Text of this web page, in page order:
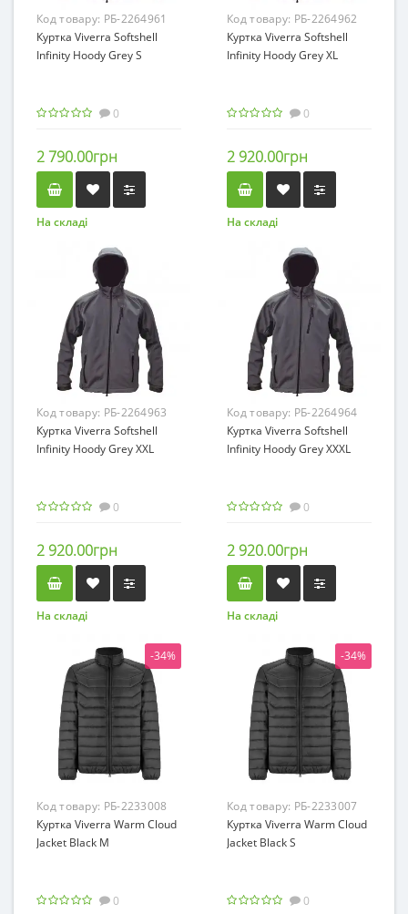
Код товару: РБ-2264961
Куртка Viverra Softshell
Infinity Hoody Grey S
0
2 790.00грн
На складі
Код товару: РБ-2264962
Куртка Viverra Softshell
Infinity Hoody Grey XL
0
2 920.00грн
На складі
Код товару: РБ-2264963
Куртка Viverra Softshell
Infinity Hoody Grey XXL
0
2 920.00грн
На складі
Код товару: РБ-2264964
Куртка Viverra Softshell
Infinity Hoody Grey XXXL
0
2 920.00грн
На складі
-34%
Код товару: РБ-2233008
Куртка Viverra Warm Cloud
Jacket Black M
0
-34%
Код товару: РБ-2233007
Куртка Viverra Warm Cloud
Jacket Black S
0